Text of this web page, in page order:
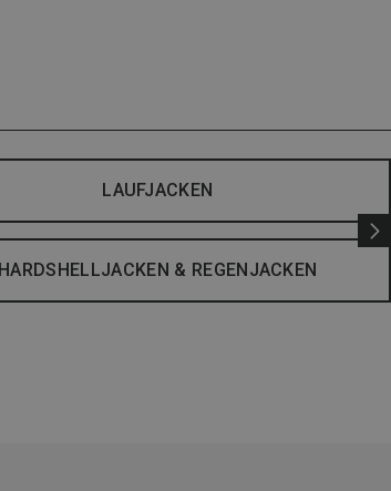
LAUFJACKEN
HARDSHELLJACKEN & REGENJACKEN